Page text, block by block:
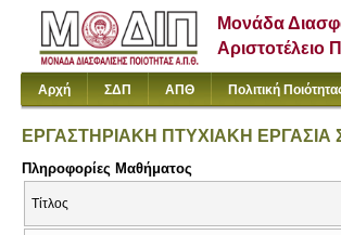
Μονάδα
Αριστοτέλειο
Αρχή ΣΔΠ ΑΠΘ Πολιτική
ΕΡΓΑΣΤΗΡΙΑΚΗ ΠΤΥΧΙΑΚΗ
Πληροφορίες Μαθήματος
Τίτλος